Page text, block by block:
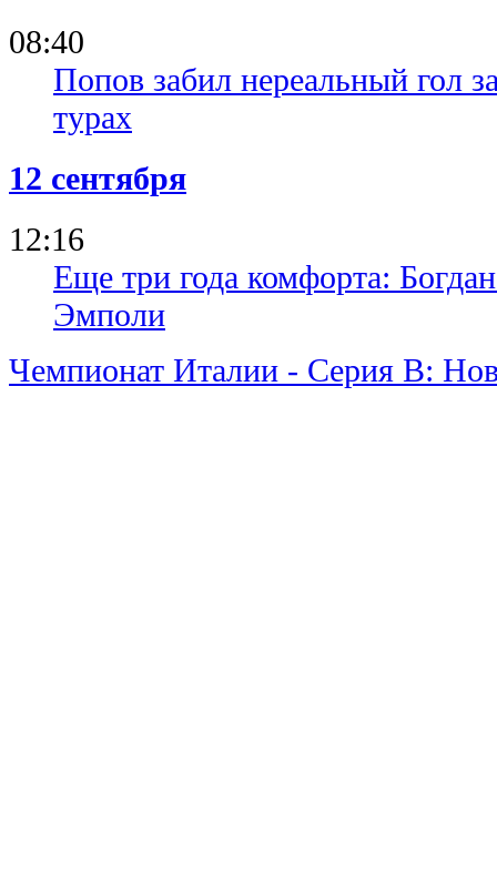
08:40
Попов забил нереальный гол
турах
12 сентября
12:16
Еще три года комфорта:
Эмполи
Чемпионат Италии - Серия В: